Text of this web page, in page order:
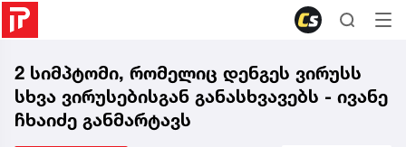
2 სიმპტომი, რომელიც დენგეს ვირუსს
სხვა ვირუსებისგან განასხვავებს - ივანე
ჩხაიძე განმარტავს